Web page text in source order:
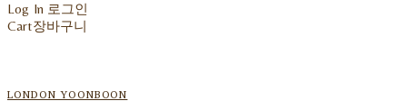
Log In 로그인
Cart장바구니
LONDON YOONBOON